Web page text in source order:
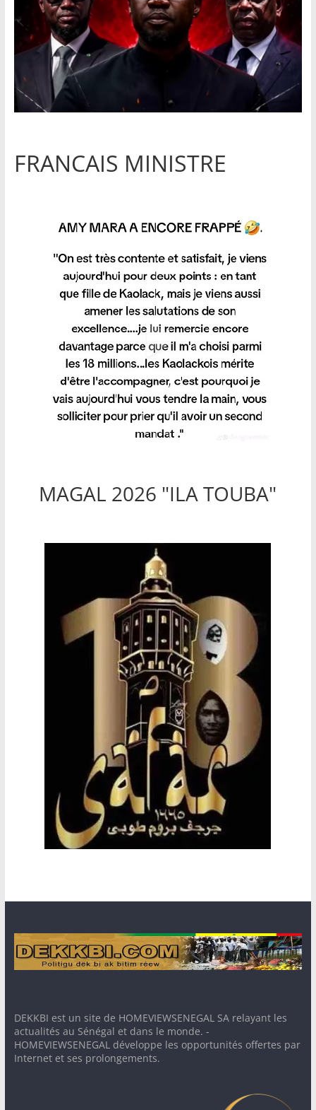
FRANCAIS MINISTRE
MAGAL 2026 "ILA TOUBA"
DEKKBI est un site de HOMEVIEWSENEGAL SA relayant les
actualités au Sénégal et dans le monde. -
HOMEVIEWSENEGAL développe les opportunités offertes par
Internet et ses prolongements.